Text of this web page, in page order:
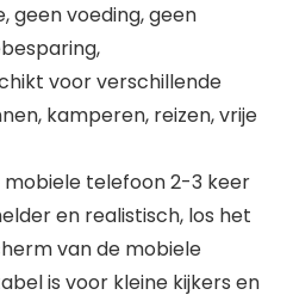
geen voeding, geen
voor verschillende
kamperen, reizen, vrije
telefoon 2-3 keer
en realistisch, los het
van de mobiele
is voor kleine kijkers en